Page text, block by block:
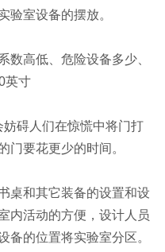
验室设备的摆放。
高低、危险设备多少、
英寸
碍人们在惊慌中将门打
门要花更少的时间。
和其它装备的设置和设
内活动的方便，设计人员
备的位置将实验室分区。